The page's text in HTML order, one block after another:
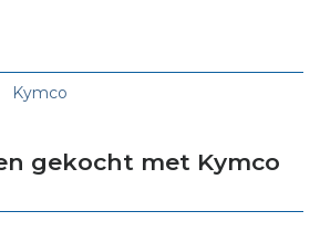
Kymco
gekocht met Kymco